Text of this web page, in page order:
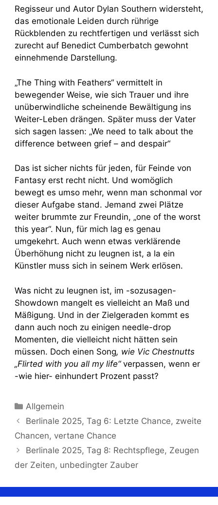
Regisseur und Autor Dylan Southern widersteht,
das emotionale Leiden durch rührige
Rückblenden zu rechtfertigen und verlässt sich
zurecht auf Benedict Cumberbatch gewohnt
einnehmende Darstellung.
„The Thing with Feathers“ vermittelt in
bewegender Weise, wie sich Trauer und ihre
unüberwindliche scheinende Bewältigung ins
Weiter-Leben drängen. Später muss der Vater
sich sagen lassen: „We need to talk about the
difference between grief – and despair“
Das ist sicher nichts für jeden, für Feinde von
Fantasy erst recht nicht. Und womöglich
bewegt es umso mehr, wenn man schonmal vor
dieser Aufgabe stand. Jemand zwei Plätze
weiter brummte zur Freundin, „one of the worst
this year“. Nun, für mich lag es genau
umgekehrt. Auch wenn etwas verklärende
Überhöhung nicht zu leugnen ist, a la ein
Künstler muss sich in seinem Werk erlösen.
Was nicht zu leugnen ist, im -sozusagen-
Showdown mangelt es vielleicht an Maß und
Mäßigung. Und in der Zielgeraden kommt es
dann auch noch zu einigen needle-drop
Momenten, die vielleicht nicht hätten sein
müssen. Doch einen Song, wie Vic Chestnutts
„Flirted with you all my life“verpassen, wenn er
-wie hier- einhundert Prozent passt?
Kategorien
Allgemein
Berlinale 2025, Tag 6: Letzte Chance, zweite
Chancen, vertane Chance
Berlinale 2025, Tag 8: Rechtspflege, Zeugen
der Zeiten, unbedingter Zauber